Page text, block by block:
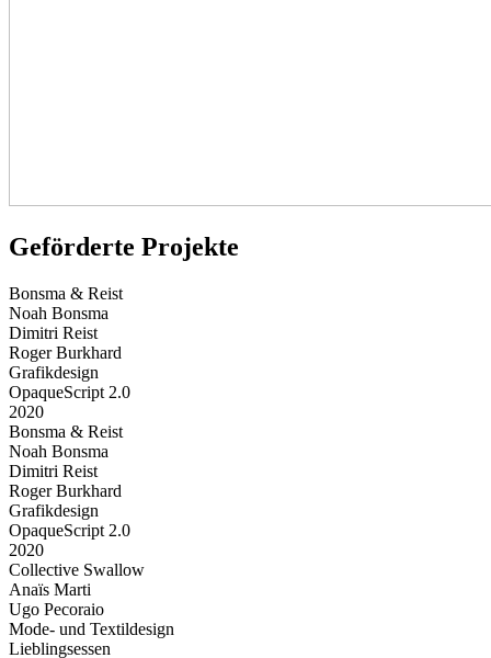
Geförderte Projekte
Bonsma & Reist
Noah Bonsma
Dimitri Reist
Roger Burkhard
Grafikdesign
OpaqueScript 2.0
2020
Bonsma & Reist
Noah Bonsma
Dimitri Reist
Roger Burkhard
Grafikdesign
OpaqueScript 2.0
2020
Collective Swallow
Anaïs Marti
Ugo Pecoraio
Mode- und Textildesign
Lieblingsessen